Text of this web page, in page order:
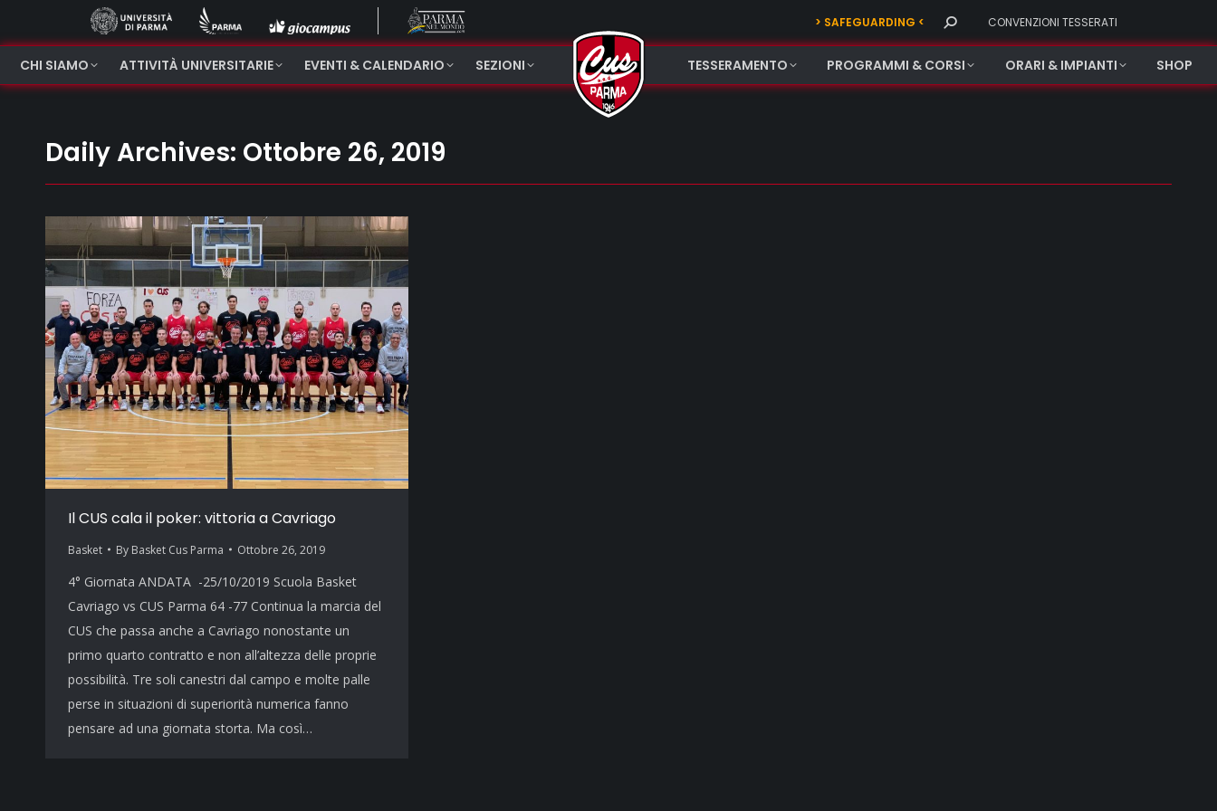
> SAFEGUARDING < Search: CONVENZIONI TESSERATI
CHI SIAMO ATTIVITÀ UNIVERSITARIE EVENTI & CALENDARIO SEZIONI TESSERAMENTO PROGRAMMI & CORSI ORARI & IMPIANTI SHOP
Daily Archives: Ottobre 26, 2019
Il CUS cala il poker: vittoria a Cavriago
Basket By Basket Cus Parma Ottobre 26, 2019
4° Giornata ANDATA -25/10/2019 Scuola Basket
Cavriago vs CUS Parma 64 -77 Continua la marcia del
CUS che passa anche a Cavriago nonostante un
primo quarto contratto e non all’altezza delle proprie
possibilità. Tre soli canestri dal campo e molte palle
perse in situazioni di superiorità numerica fanno
pensare ad una giornata storta. Ma così…